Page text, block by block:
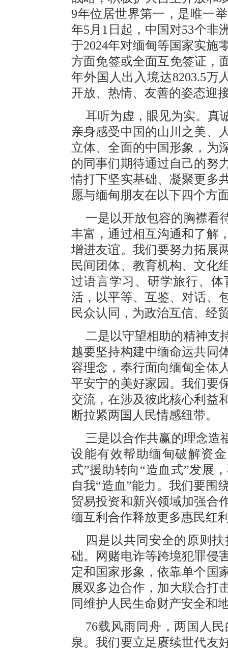
9年位居世界第一，是唯一
年5月1日起，中国对53个非
于2024年对缅甸等国家实施
方面免签或全面互免签证，
年外国人出入境达8203.5万
开放、热情、友善的姿态迎
耳听为虚，眼见为实。真
亲身感受中国的山川之美、
立体、全面的中国形象，为
的同事们期待通过自己的努
情打下坚实基础、凝聚更多
愿与缅甸朋友在以下四个方
一是以开放包容的胸襟看
丰富，通过相互沟通和了解
增进友谊。我们要努力拓展
民间团体、教育机构、文化
过语言学习、研学旅行、
活，以平等、互鉴、对话、
民众认同，为政治互信、经
二是以守望相助的精神支
越要坚持构建中缅命运共同
容理念，奉行面向缅甸全体
平安宁的美好家园。我们要
交流，在涉及彼此核心利益
断拉紧两国人民情感纽带。
三是以合作共赢的理念造
设能有效帮助缅甸破解资
式”援助转向“造血式”发展
自我“造血”能力。我们要围
贸易投资和新兴领域加强合
缅互利合作释放更多惠民红
四是以共同安全的原则
础。网赌电诈等跨境犯罪侵
定和国家形象，依靠单个国
展双多边合作，加大联合打
同维护人民生命财产安全和
76载风雨同舟，两国人
泉。我们要立足赓续世代友